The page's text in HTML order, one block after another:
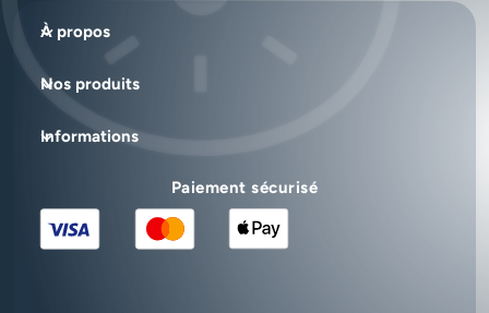
À propos
Nos produits
Informations
Paiement sécurisé